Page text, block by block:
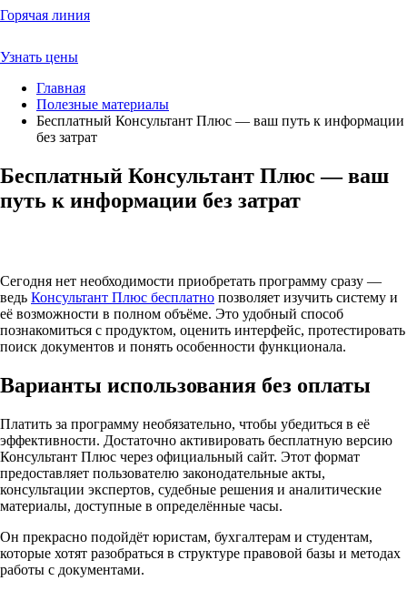
Горячая линия
Узнать цены
Главная
Полезные материалы
Бесплатный Консультант Плюс — ваш путь к информации
без затрат
Бесплатный Консультант Плюс — ваш
путь к информации без затрат
Сегодня нет необходимости приобретать программу сразу —
ведь Консультант Плюс бесплатно позволяет изучить систему и
её возможности в полном объёме. Это удобный способ
познакомиться с продуктом, оценить интерфейс, протестировать
поиск документов и понять особенности функционала.
Варианты использования без оплаты
Платить за программу необязательно, чтобы убедиться в её
эффективности. Достаточно активировать бесплатную версию
Консультант Плюс через официальный сайт. Этот формат
предоставляет пользователю законодательные акты,
консультации экспертов, судебные решения и аналитические
материалы, доступные в определённые часы.
Он прекрасно подойдёт юристам, бухгалтерам и студентам,
которые хотят разобраться в структуре правовой базы и методах
работы с документами.